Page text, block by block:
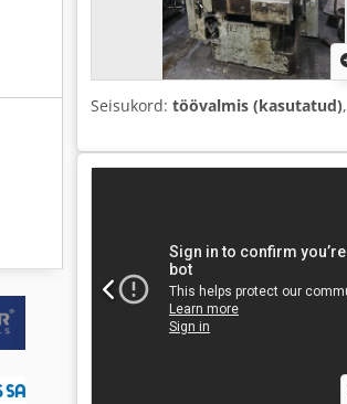
Seisukord: töövalmis (kasutatud),